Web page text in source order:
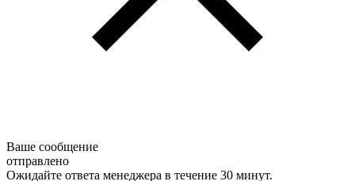
Ваше сообщение
отправлено
Ожидайте ответа менеджера в течение 30 минут.